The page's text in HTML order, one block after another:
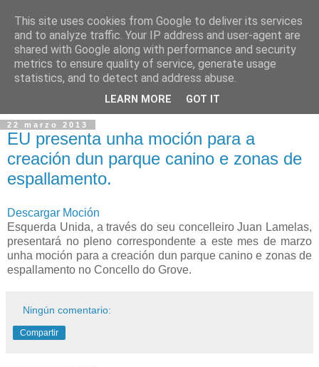
22 marzo 2013
EU presenta unha moción para a
creación dun parque canino e zonas de
espallamento.
Descargar Moción
Esquerda Unida, a través do seu concelleiro Juan Lamelas,
presentará no pleno correspondente a este mes de marzo
unha moción para a creación dun parque canino e zonas de
espallamento no Concello do Grove.
Ningún comentario:
Compartir
This site uses cookies from Google to deliver its services
and to analyze traffic. Your IP address and user-agent are
shared with Google along with performance and security
metrics to ensure quality of service, generate usage
statistics, and to detect and address abuse.
LEARN MORE GOT IT